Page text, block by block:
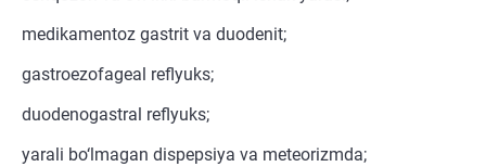
medikamentoz gastrit va duodenit;
gastroezofageal reflyuks;
duodenogastral reflyuks;
yarali bo‘lmagan dispepsiya va meteorizmda;